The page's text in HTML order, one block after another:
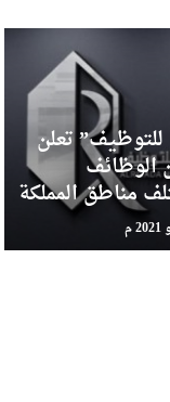
للتوظيف” تعلن
الوظائف
مناطق المملكة